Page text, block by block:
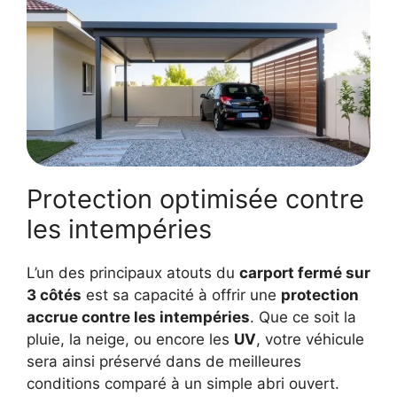
Protection optimisée contre
les intempéries
L’un des principaux atouts du carport fermé sur
3 côtés est sa capacité à offrir une protection
accrue contre les intempéries. Que ce soit la
pluie, la neige, ou encore les UV, votre véhicule
sera ainsi préservé dans de meilleures
conditions comparé à un simple abri ouvert.